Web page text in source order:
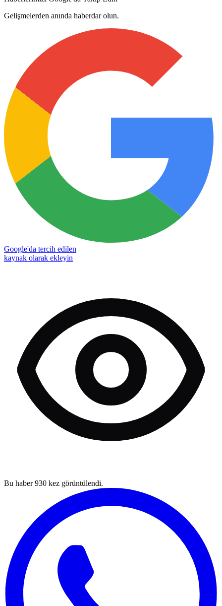
Gelişmelerden anında haberdar olun.
Google'da tercih edilen
kaynak olarak ekleyin
Bu haber930 kez görüntülendi.